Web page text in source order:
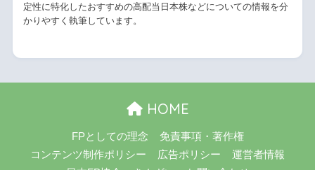
定性に特化したおすすめの高配当日本株などについての情報を分
かりやすく執筆しています。
HOME
FPとしての理念
免責事項・著作権
コンテンツ制作ポリシー
広告ポリシー
運営者情報